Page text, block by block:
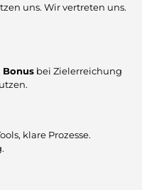
uns. Wir vertreten uns.
Bonus bei Zielerreichung
klare Prozesse.